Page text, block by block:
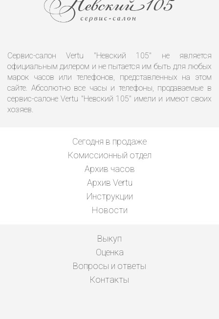
Сервис-салон Vertu "Невский 105" не является
официальным дилером и не пытается им быть для любых
марок часов или телефонов, представленных на этом
сайте. Абсолютно все часы и телефоны, продаваемые в
сервис-салоне Vertu "Невский 105" имели и имеют своих
хозяев.
Сегодня в продаже
Комиссионный отдел
Архив часов
Архив Vertu
Инструкции
Новости
Выкуп
Оценка
Вопросы и ответы
Контакты